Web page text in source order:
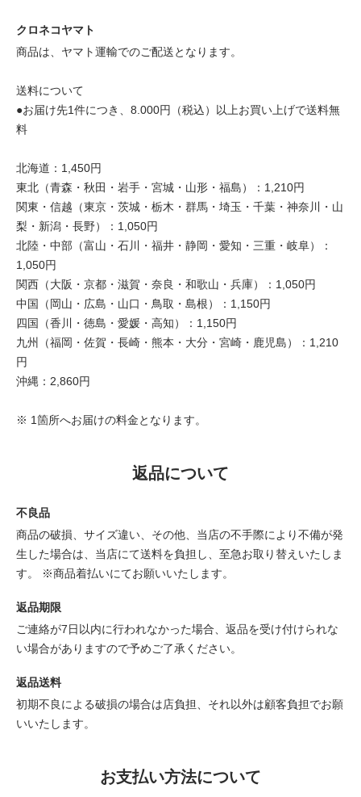
クロネコヤマト
商品は、ヤマト運輸でのご配送となります。
送料について
●お届け先1件につき、8.000円（税込）以上お買い上げで送料無
料
北海道：1,450円
東北（青森・秋田・岩手・宮城・山形・福島）：1,210円
関東・信越（東京・茨城・栃木・群馬・埼玉・千葉・神奈川・山
梨・新潟・長野）：1,050円
北陸・中部（富山・石川・福井・静岡・愛知・三重・岐阜）：
1,050円
関西（大阪・京都・滋賀・奈良・和歌山・兵庫）：1,050円
中国（岡山・広島・山口・鳥取・島根）：1,150円
四国（香川・徳島・愛媛・高知）：1,150円
九州（福岡・佐賀・長崎・熊本・大分・宮崎・鹿児島）：1,210
円
沖縄：2,860円
※ 1箇所へお届けの料金となります。
返品について
不良品
商品の破損、サイズ違い、その他、当店の不手際により不備が発
生した場合は、当店にて送料を負担し、至急お取り替えいたしま
す。 ※商品着払いにてお願いいたします。
返品期限
ご連絡が7日以内に行われなかった場合、返品を受け付けられな
い場合がありますので予めご了承ください。
返品送料
初期不良による破損の場合は店負担、それ以外は顧客負担でお願
いいたします。
お支払い方法について